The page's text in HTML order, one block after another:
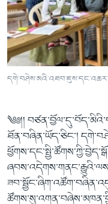
འཚོལ་
ཞིབ་
ལ་
བསྐྱོད།
དྲ་བརྙན་གསར་འགྱུར།
ཁ་བའི་མི་སྣ།
བུད་མེད་ལེ་ཚན།
དཔེ་ཀློག
བགྲོ་གླེང་མདུན་ལྕོག
བསྐྱར་ཞིབ།
པོ་ཊི་ཁ་སི།
དཔེ་ཀློག
ཆོས་རིག་ལེ་ཚན།
གཞོན་སྐྱེས་དང་ཤེས་ཡོན།
གངས་རིའི་བྲག་ཅ།
Learning English
རྗེས་འབྲངས།
༄༅།།
ཐོན་བཞིན་ཡོད་ཅིང་།